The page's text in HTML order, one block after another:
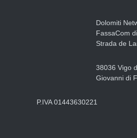
Dolomiti
FassaCom
Strada de
38036 Vigo
Giovanni di
P.IVA 01443630221